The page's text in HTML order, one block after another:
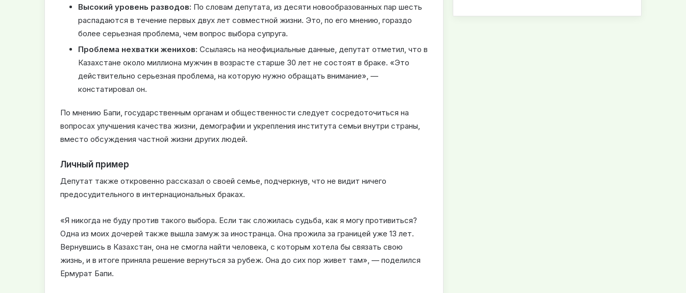
Высокий уровень разводов: По словам депутата, из десяти новообразованных пар шесть
распадаются в течение первых двух лет совместной жизни. Это, по его мнению, гораздо
более серьезная проблема, чем вопрос выбора супруга.
Проблема нехватки женихов: Ссылаясь на неофициальные данные, депутат отметил, что в
Казахстане около миллиона мужчин в возрасте старше 30 лет не состоят в браке. «Это
действительно серьезная проблема, на которую нужно обращать внимание», —
констатировал он.
По мнению Бапи, государственным органам и общественности следует сосредоточиться на
вопросах улучшения качества жизни, демографии и укрепления института семьи внутри страны,
вместо обсуждения частной жизни других людей.
Личный пример
Депутат также откровенно рассказал о своей семье, подчеркнув, что не видит ничего
предосудительного в интернациональных браках.
«Я никогда не буду против такого выбора. Если так сложилась судьба, как я могу противиться?
Одна из моих дочерей также вышла замуж за иностранца. Она прожила за границей уже 13 лет.
Вернувшись в Казахстан, она не смогла найти человека, с которым хотела бы связать свою
жизнь, и в итоге приняла решение вернуться за рубеж. Она до сих пор живет там», — поделился
Ермурат Бапи.